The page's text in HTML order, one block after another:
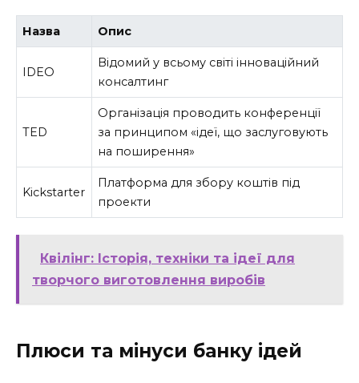
Назва Опис
IDEO
Відомий у всьому світі інноваційний
консалтинг
TED
Організація проводить конференції
за принципом «ідеї, що заслуговують
на поширення»
Kickstarter
Платформа для збору коштів під
проекти
Квілінг: Історія, техніки та ідеї для
творчого виготовлення виробів
Плюси та мінуси банку ідей